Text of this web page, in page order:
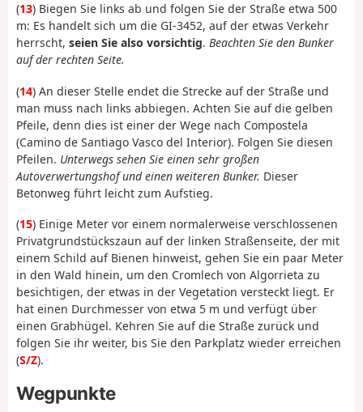
(13) Biegen Sie links ab und folgen Sie der Straße etwa 500
m: Es handelt sich um die GI-3452, auf der etwas Verkehr
herrscht, seien Sie also vorsichtig. Beachten Sie den Bunker
auf der rechten Seite.
(14) An dieser Stelle endet die Strecke auf der Straße und
man muss nach links abbiegen. Achten Sie auf die gelben
Pfeile, denn dies ist einer der Wege nach Compostela
(Camino de Santiago Vasco del Interior). Folgen Sie diesen
Pfeilen. Unterwegs sehen Sie einen sehr großen
Autoverwertungshof und einen weiteren Bunker. Dieser
Betonweg führt leicht zum Aufstieg.
(15) Einige Meter vor einem normalerweise verschlossenen
Privatgrundstückszaun auf der linken Straßenseite, der mit
einem Schild auf Bienen hinweist, gehen Sie ein paar Meter
in den Wald hinein, um den Cromlech von Algorrieta zu
besichtigen, der etwas in der Vegetation versteckt liegt. Er
hat einen Durchmesser von etwa 5 m und verfügt über
einen Grabhügel. Kehren Sie auf die Straße zurück und
folgen Sie ihr weiter, bis Sie den Parkplatz wieder erreichen
(S/Z).
Wegpunkte